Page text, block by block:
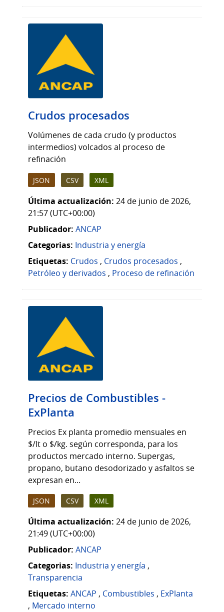
Crudos procesados
Volúmenes de cada crudo (y productos
intermedios) volcados al proceso de
refinación
JSON CSV XML
Última actualización: 24 de junio de 2026,
21:57 (UTC+00:00)
Publicador: ANCAP
Categorias: Industria y energía
Etiquetas: Crudos , Crudos procesados ,
Petróleo y derivados , Proceso de refinación
Precios de Combustibles -
ExPlanta
Precios Ex planta promedio mensuales en
$/lt o $/kg. según corresponda, para los
productos mercado interno. Supergas,
propano, butano desodorizado y asfaltos se
expresan en...
JSON CSV XML
Última actualización: 24 de junio de 2026,
21:49 (UTC+00:00)
Publicador: ANCAP
Categorias: Industria y energía ,
Transparencia
Etiquetas: ANCAP , Combustibles , ExPlanta
, Mercado interno